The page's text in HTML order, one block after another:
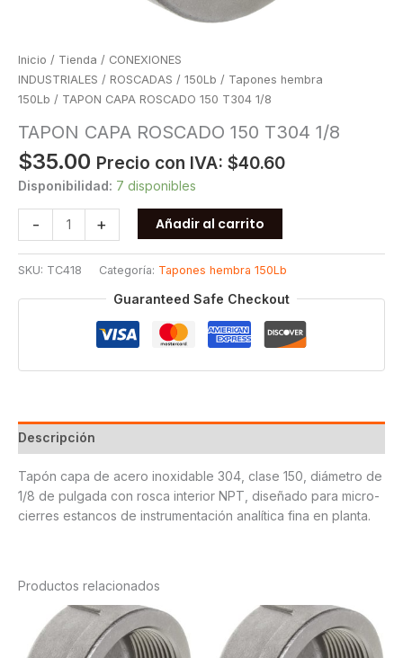
Inicio / Tienda / CONEXIONES
INDUSTRIALES / ROSCADAS / 150Lb / Tapones hembra
150Lb / TAPON CAPA ROSCADO 150 T304 1/8
TAPON CAPA ROSCADO 150 T304 1/8
$35.00 Precio con IVA: $40.60
Disponibilidad: 7 disponibles
-
CAPA
ROSCADO
150
T304
+ Añadir al carrito
SKU: TC418 Categoría: Tapones hembra 150Lb
Guaranteed Safe Checkout
Descripción
Tapón capa de acero inoxidable 304, clase 150, diámetro de
1/8 de pulgada con rosca interior NPT, diseñado para micro-
cierres estancos de instrumentación analítica fina en planta.
Productos relacionados